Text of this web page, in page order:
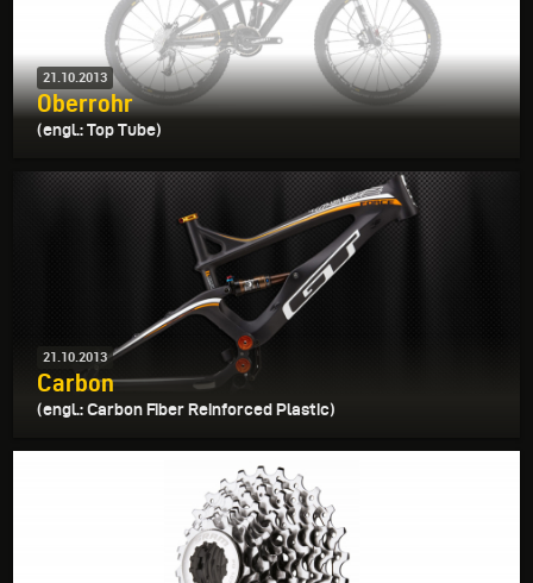
21.10.2013
Oberrohr
(engl.: Top Tube)
21.10.2013
Carbon
(engl.: Carbon Fiber Reinforced Plastic)